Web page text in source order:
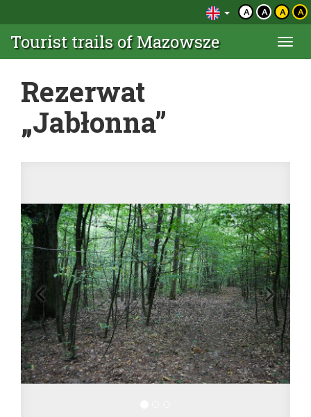
A A A A
Tourist trails of Mazowsze
Rezerwat
„Jabłonna”